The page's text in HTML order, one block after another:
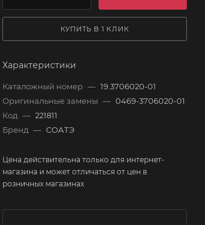
КУПИТЬ В 1 КЛИК
Характеристики
Каталожный номер — 19.3706020-01
Оригинальные замены — 0469-3706020-01
Код — 221811
Бренд — СОАТЭ
Цена действительна только для интернет-
магазина и может отличаться от цен в
розничных магазинах